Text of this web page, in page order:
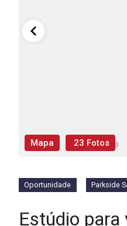
Mapa 23 Fotos
Oportunidade Parkside
Estúdio